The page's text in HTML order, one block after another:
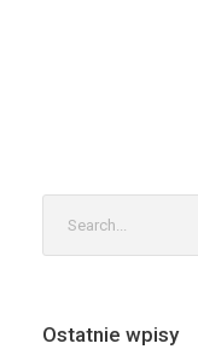
Ostatnie wpisy